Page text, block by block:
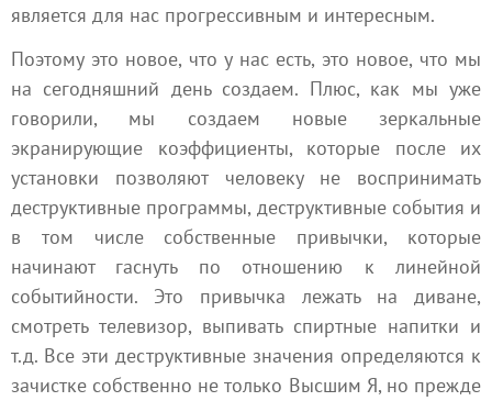
является для нас прогрессивным и интересным.
Поэтому это новое, что у нас есть, это новое, что мы
на сегодняшний день создаем. Плюс, как мы уже
говорили, мы создаем новые зеркальные
экранирующие коэффициенты, которые после их
установки позволяют человеку не воспринимать
деструктивные программы, деструктивные события и
в том числе собственные привычки, которые
начинают гаснуть по отношению к линейной
событийности. Это привычка лежать на диване,
смотреть телевизор, выпивать спиртные напитки и
т.д. Все эти деструктивные значения определяются к
зачистке собственно не только Высшим Я, но прежде